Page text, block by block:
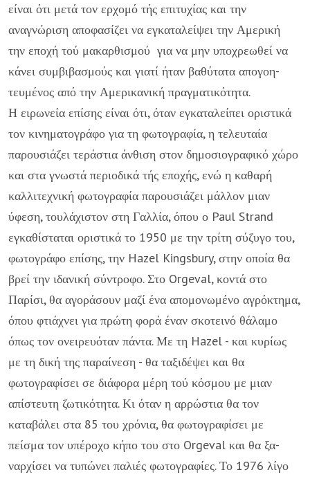
είναι ότι μετά τον ερχομό τής επιτυ­χίας και την
αναγνώριση αποφασίζει να εγκαταλείψει την Αμερική
την εποχή τού μακαρθισμού για να μην υποχρεω­θεί να
κάνει συμβιβασμούς και γιατί ήταν βαθύτατα απογοη­
τευμένος από την Αμερικανική πραγματικότητα.
Η ειρωνεία επίσης είναι ότι, όταν εγκαταλείπει οριστικά
τον κινηματο­γράφο για τη φωτογραφία, η τελευταία
παρουσιάζει τεράστια άνθιση στον δημοσιογραφικό χώρο
και στα γνωστά περιοδικά τής εποχής, ενώ η καθαρή
καλλιτεχνική φωτογραφία παρου­σιάζει μάλλον μιαν
ύφεση, τουλάχιστον στη Γαλλία, όπου ο Paul Strand
εγκαθίσταται οριστικά το 1950 με την τρίτη σύζυ­γο του,
φωτογράφο επίσης, την Hazel Kingsbury, στην οποία θα
βρεί την ιδανική σύντροφο. Στο Orgeval, κοντά στο
Παρίσι, θα αγοράσουν μαζί ένα απομονωμένο αγρόκτημα,
όπου φτιά­χνει για πρώτη φορά έναν σκοτεινό θάλαμο
όπως τον ονει­ρευόταν πάντα. Με τη Hazel - και κυρίως
με τη δική της πα­ραίνεση - θα ταξιδέψει και θα
φωτογραφίσει σε διάφορα μέ­ρη τού κόσμου με μιαν
απίστευτη ζωτικότητα. Κι όταν η αρ­ρώστια θα τον
καταβάλει στα 85 του χρόνια, θα φωτογραφί­σει με
πείσμα τον υπέροχο κήπο του στο Orgeval και θα ξα­
ναρχίσει να τυπώνει παλιές φωτογραφίες. Το 1976 λίγο